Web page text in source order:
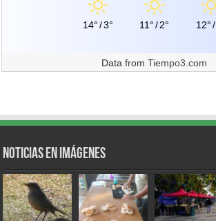
14°/3° 11° /2° 12°/
Data fromTiempo3.com
Noticias en Imágenes